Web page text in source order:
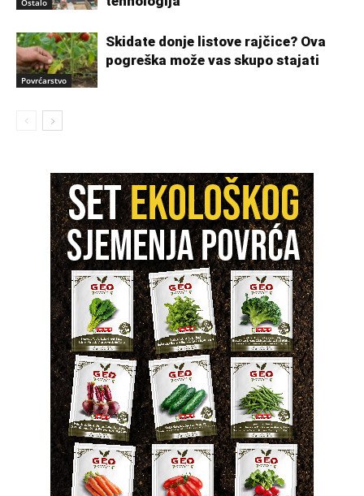
Ostalo
Povrćarstvo
Skidate donje listove rajčice? Ova
pogreška može vas skupo stajati